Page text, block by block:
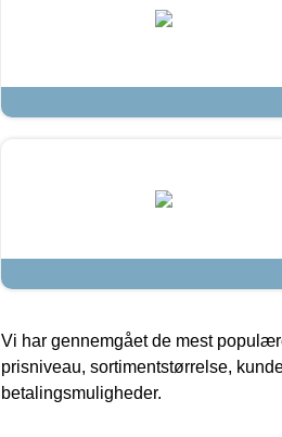
Vi har gennemgået de mest
prisniveau, sortimentstørrelse,
betalingsmuligheder.